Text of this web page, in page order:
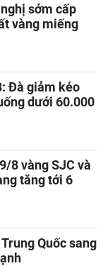
sớm cấp
vàng miếng
Đà giảm kéo
dưới 60.000
8 vàng SJC và
tăng tới 6
Quốc sang